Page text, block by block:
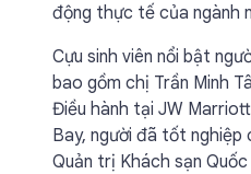
động thực tế của ngành
Cựu sinh viên nổi bật
bao gồm chị Trần Minh
Điều hành tại JW
Bay, người đã tốt nghiệp
Quản trị Khách sạn